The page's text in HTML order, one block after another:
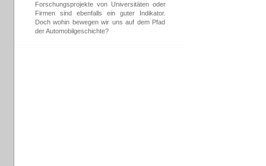
Forschungsprojekte von Universitäten oder
Firmen sind ebenfalls ein guter Indikator.
Doch wohin bewegen wir uns auf dem Pfad
der Automobilgeschichte?